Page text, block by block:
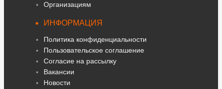
Организациям
ИНФОРМАЦИЯ
Политика конфиденциальности
Пользовательское соглашение
Согласие на рассылку
Вакансии
Новости